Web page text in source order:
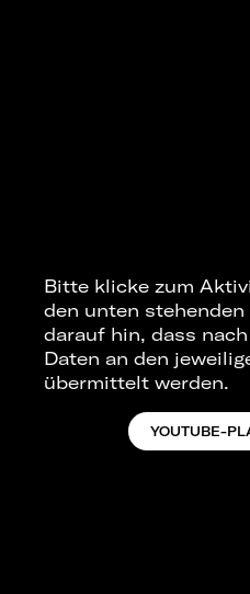
Bitte klicke zum
den unten stehenden
darauf hin, dass
Daten an den
übermittelt werden.
YOUTUBE-